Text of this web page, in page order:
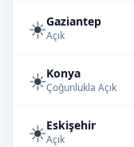
☀️Gaziantep
Açık
☀️Konya
Çoğunlukla Açık
☀️Eskişehir
Açık